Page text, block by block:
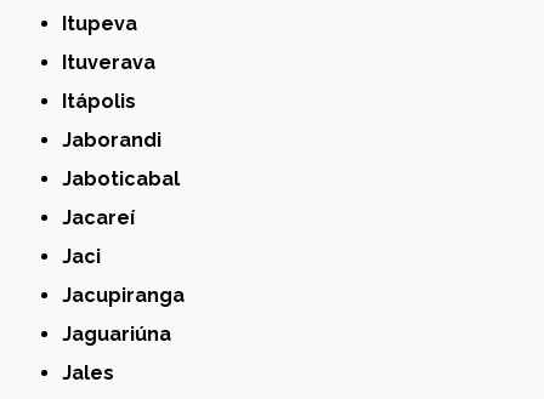
Itupeva
Ituverava
Itápolis
Jaborandi
Jaboticabal
Jacareí
Jaci
Jacupiranga
Jaguariúna
Jales